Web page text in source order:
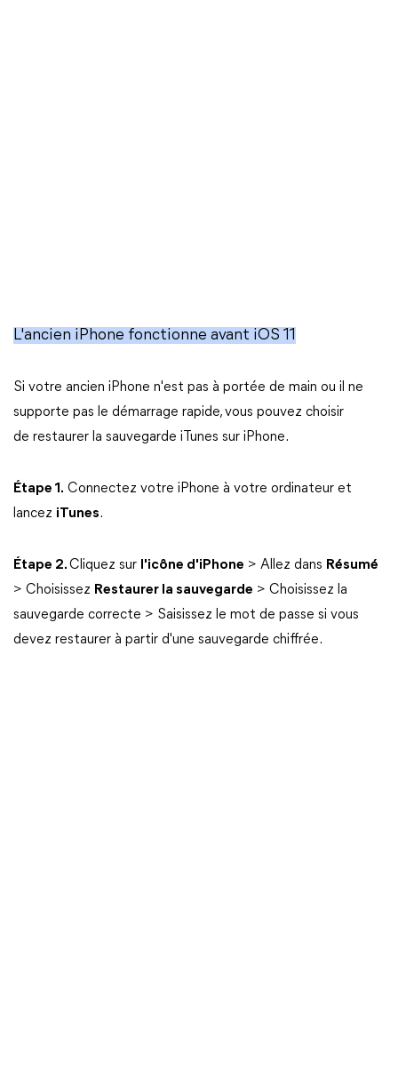
L'ancien iPhone fonctionne avant iOS 11
Si votre ancien iPhone n'est pas à portée de main ou il ne
supporte pas le démarrage rapide, vous pouvez choisir
de restaurer la sauvegarde iTunes sur iPhone.
Étape 1. Connectez votre iPhone à votre ordinateur et
lancez iTunes.
Étape 2.Cliquez sur l'icône d'iPhone > Allez dans Résumé
> Choisissez Restaurer la sauvegarde > Choisissez la
sauvegarde correcte > Saisissez le mot de passe si vous
devez restaurer à partir d'une sauvegarde chiffrée.